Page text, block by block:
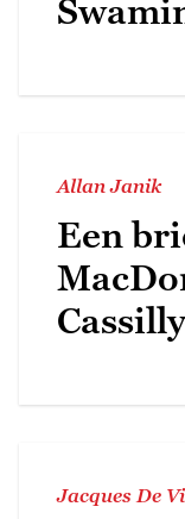
Allan Janik
Een
Cassilly
Jacques De